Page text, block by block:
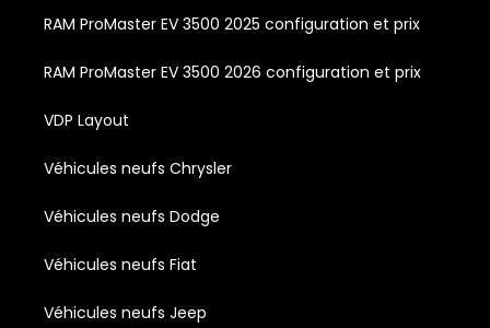
RAM ProMaster EV 3500 2025 configuration et prix
RAM ProMaster EV 3500 2026 configuration et prix
VDP Layout
Véhicules neufs Chrysler
Véhicules neufs Dodge
Véhicules neufs Fiat
Véhicules neufs Jeep